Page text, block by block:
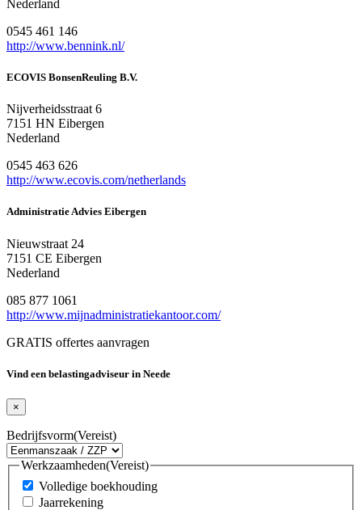
Nederland
0545 461 146
http://www.bennink.nl/
ECOVIS BonsenReuling B.V.
Nijverheidsstraat 6
7151 HN Eibergen
Nederland
0545 463 626
http://www.ecovis.com/netherlands
Administratie Advies Eibergen
Nieuwstraat 24
7151 CE Eibergen
Nederland
085 877 1061
http://www.mijnadministratiekantoor.com/
GRATIS offertes aanvragen
Vind een belastingadviseur in Neede
×
Bedrijfsvorm(Vereist)
Werkzaamheden(Vereist)
Volledige boekhouding
Jaarrekening